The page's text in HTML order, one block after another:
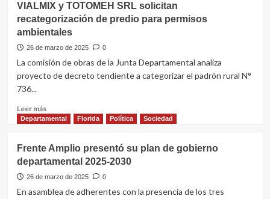
Besozzi
comparado
con
lo
han
hecho
un
pobre
un
aprendiz”
VIALMIX y TOTOMEH SRL solicitan
recategorización de predio para permisos
ambientales
26 de marzo de 2025 0
La comisión de obras de la Junta Departamental analiza
proyecto de decreto tendiente a categorizar el padrón rural N°
736...
Leer másLeer
más
y
TOTOMEH
SRL
solicitan
Departamental Florida Política Sociedad
Frente Amplio presentó su plan de gobierno
departamental 2025-2030
26 de marzo de 2025 0
En asamblea de adherentes con la presencia de los tres